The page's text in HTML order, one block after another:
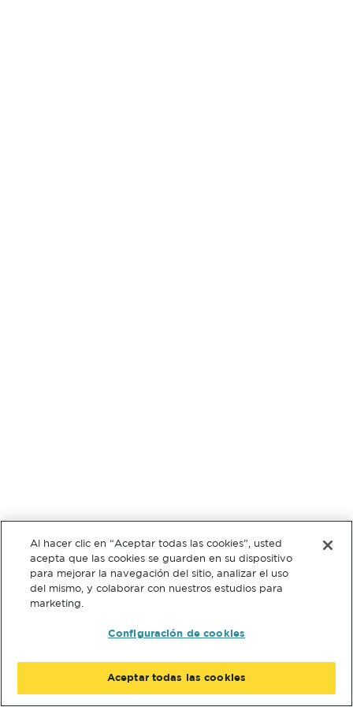
Al hacer clic en “Aceptar todas las cookies”, usted
acepta que las cookies se guarden en su dispositivo
para mejorar la navegación del sitio, analizar el uso
del mismo, y colaborar con nuestros estudios para
marketing.
Configuración de cookies
Aceptar todas las cookies